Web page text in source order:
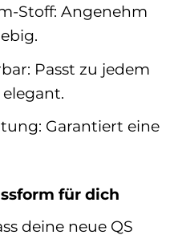
Stoff: Angenehm
Passt zu jedem
elegant.
Garantiert eine
für dich
deine neue QS